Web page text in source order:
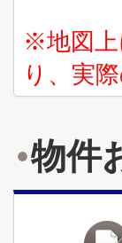
※地図上
り、実
物件